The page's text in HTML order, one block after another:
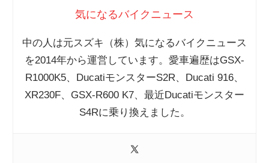
気になるバイクニュース
中の人は元スズキ（株）気になるバイクニュース
を2014年から運営しています。愛車遍歴はGSX-
R1000K5、DucatiモンスターS2R、Ducati 916、
XR230F、GSX-R600 K7、最近Ducatiモンスター
S4Rに乗り換えました。